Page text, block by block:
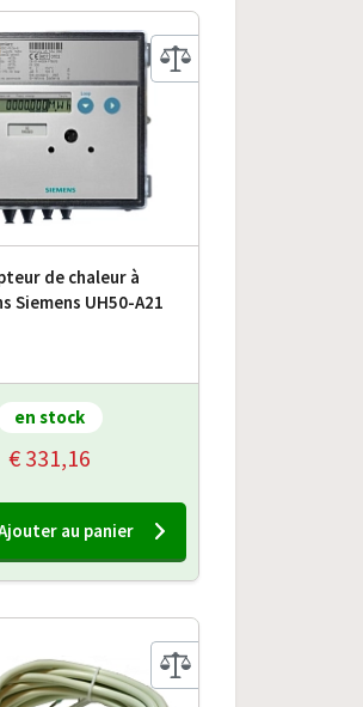
de chaleur à
Siemens UH50-A21
en stock
€ 331,16
au panier